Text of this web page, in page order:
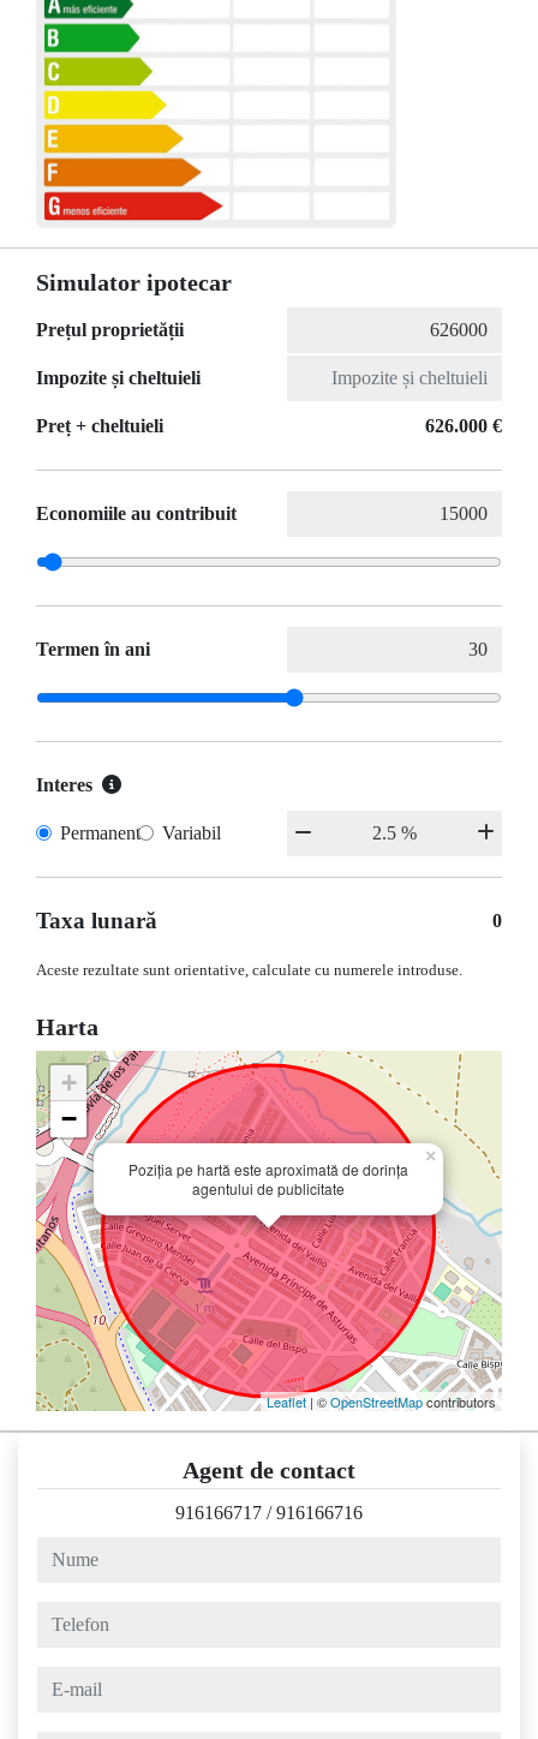
Simulator ipotecar
Prețul proprietății
Impozite și cheltuieli
Preț + cheltuieli 626.000 €
Economiile au contribuit
Termen în ani
Interes
Permanent Variabil
Taxa lunară 0
Aceste rezultate sunt orientative, calculate cu numerele introduse.
Harta
Poziția pe hartă este aproximată de dorința
agentului de publicitate
×
+
−
Leaflet | ©OpenStreetMapcontributors
Agent de contact
916166717 /916166716
nume
telefon
e-mail